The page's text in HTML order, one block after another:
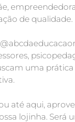
de qualidade.
uma prática
até aqui,
lojinha. Será